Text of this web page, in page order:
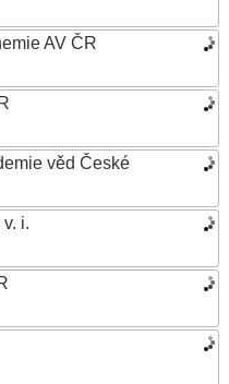
AV ČR
věd České
i.